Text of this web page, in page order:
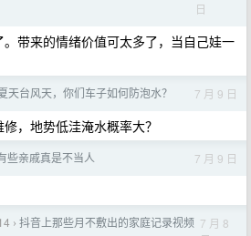
日
带来的情绪价值可太多了，当自己娃一
天台风天，你们车子如何防泡水？ 7 月 9 日
，地势低洼淹水概率大？
些亲戚真是不当人 7 月 9 日
› 抖音上那些月不敷出的家庭记录视频 7 月 8